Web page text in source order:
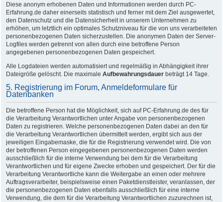
Diese anonym erhobenen Daten und Informationen werden durch PC-
Erfahrung.de daher einerseits statistisch und ferner mit dem Ziel ausgewertet,
den Datenschutz und die Datensicherheit in unserem Unternehmen zu
erhöhen, um letztlich ein optimales Schutzniveau für die von uns verarbeiteten
personenbezogenen Daten sicherzustellen. Die anonymen Daten der Server-
Logfiles werden getrennt von allen durch eine betroffene Person
angegebenen personenbezogenen Daten gespeichert.
Alle Logdateien werden automatisiert und regelmäßig in Abhängigkeit ihrer
Dateigröße gelöscht. Die maximale Aufbewahrungsdauer beträgt 14 Tage.
5. Registrierung im Forum, Anmeldeformulare für
Datenbanken
Die betroffene Person hat die Möglichkeit, sich auf PC-Erfahrung.de des für
die Verarbeitung Verantwortlichen unter Angabe von personenbezogenen
Daten zu registrieren. Welche personenbezogenen Daten dabei an den für
die Verarbeitung Verantwortlichen übermittelt werden, ergibt sich aus der
jeweiligen Eingabemaske, die für die Registrierung verwendet wird. Die von
der betroffenen Person eingegebenen personenbezogenen Daten werden
ausschließlich für die interne Verwendung bei dem für die Verarbeitung
Verantwortlichen und für eigene Zwecke erhoben und gespeichert. Der für die
Verarbeitung Verantwortliche kann die Weitergabe an einen oder mehrere
Auftragsverarbeiter, beispielsweise einen Paketdienstleister, veranlassen, der
die personenbezogenen Daten ebenfalls ausschließlich für eine interne
Verwendung, die dem für die Verarbeitung Verantwortlichen zuzurechnen ist,